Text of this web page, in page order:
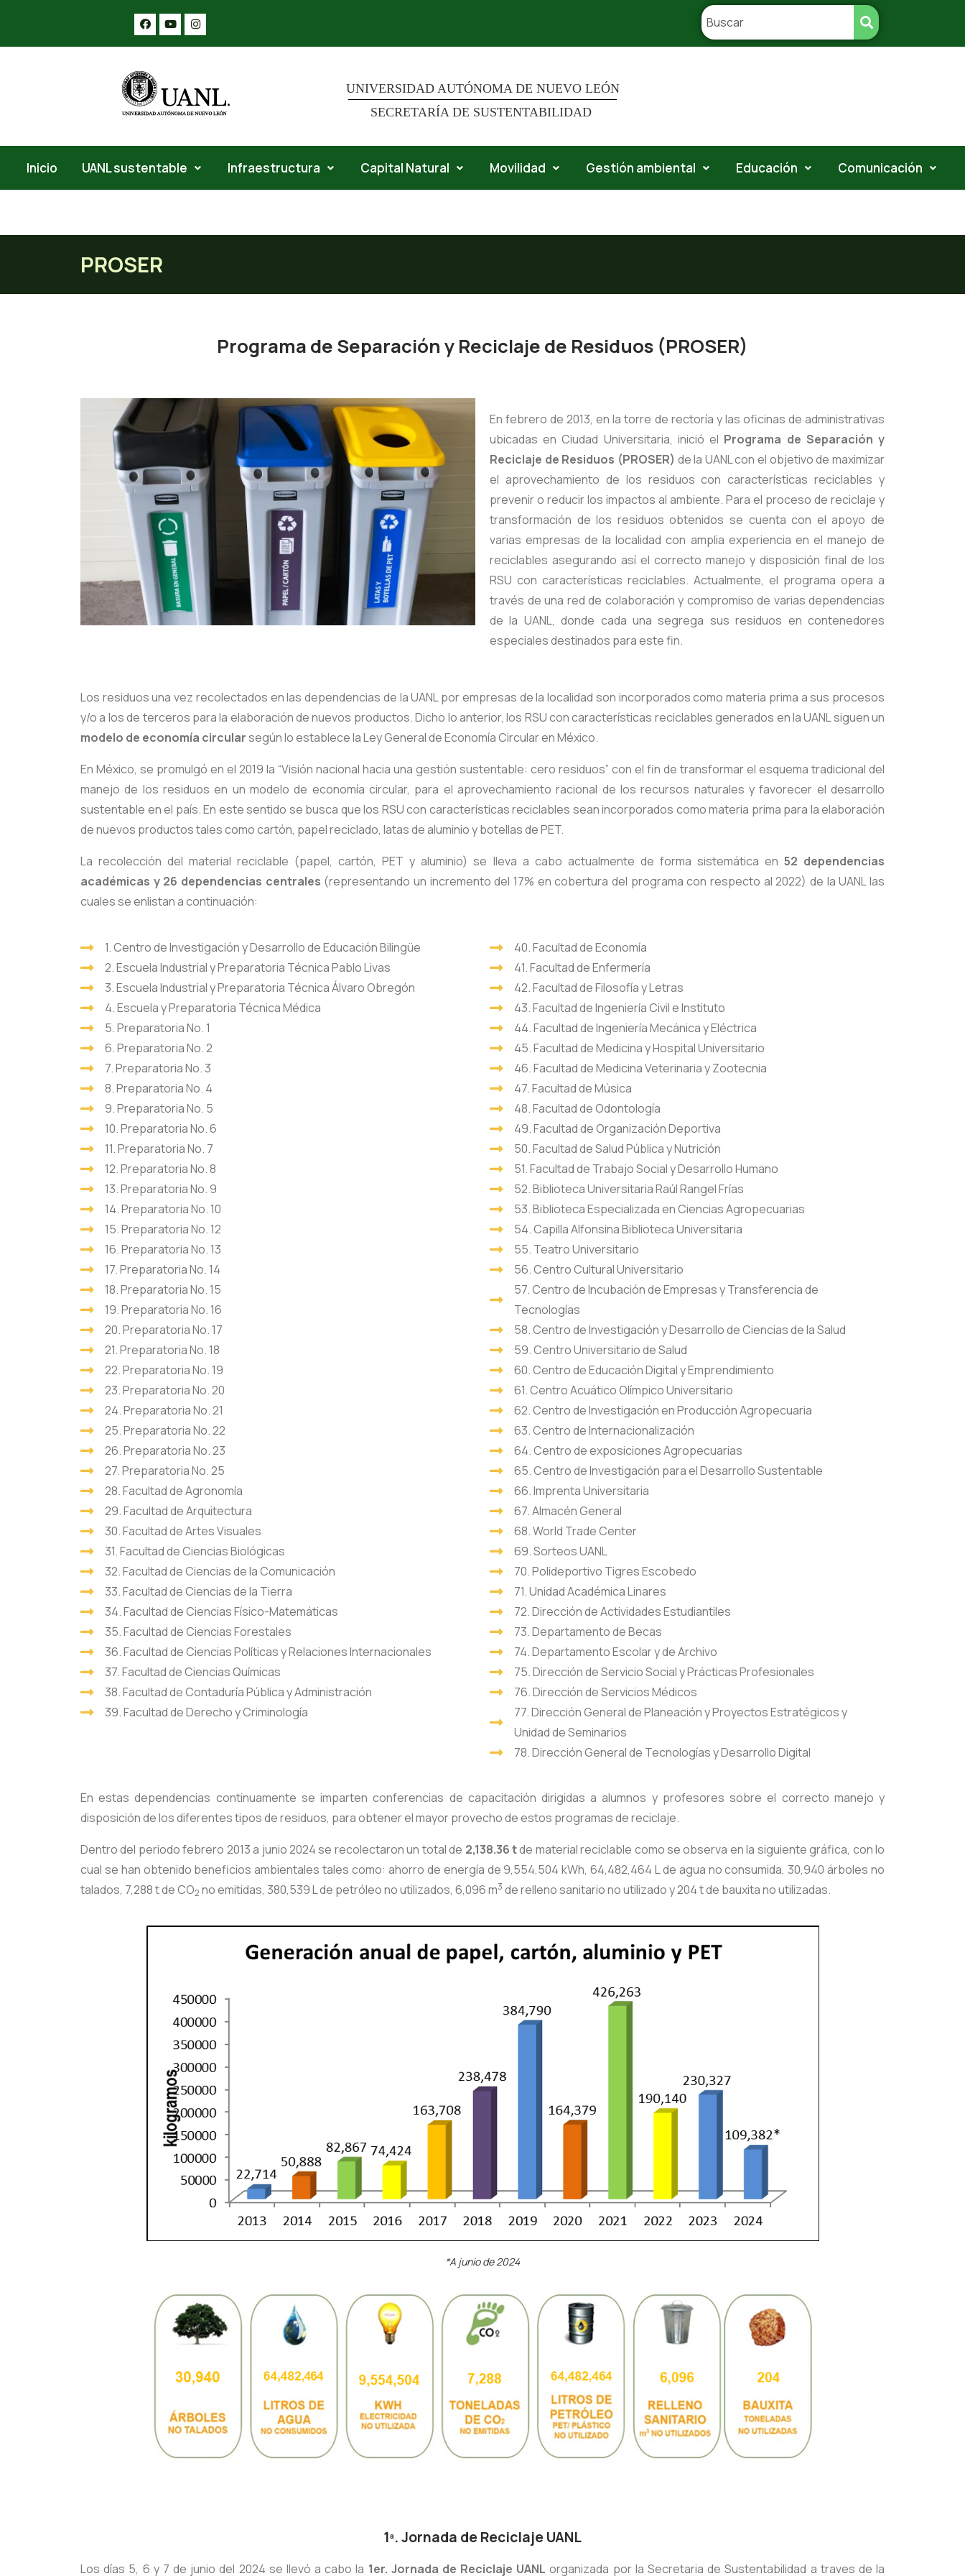
UNIVERSIDAD AUTÓNOMA DE NUEVO LEÓN
SECRETARÍA DE SUSTENTABILIDAD
Inicio UANL sustentable Infraestructura Capital Natural Movilidad Gestión ambiental Educación Comunicación
PROSER
PROSER
Programa de Separación y Reciclaje de Residuos (PROSER)
En febrero de 2013, en la torre de rectoría y las oficinas de administrativas
ubicadas en Ciudad Universitaria, inició el Programa de Separación y
Reciclaje de Residuos (PROSER) de la UANL con el objetivo de maximizar
el aprovechamiento de los residuos con características reciclables y
prevenir o reducir los impactos al ambiente. Para el proceso de reciclaje y
transformación de los residuos obtenidos se cuenta con el apoyo de
varias empresas de la localidad con amplia experiencia en el manejo de
reciclables asegurando así el correcto manejo y disposición final de los
RSU con características reciclables. Actualmente, el programa opera a
través de una red de colaboración y compromiso de varias dependencias
de la UANL, donde cada una segrega sus residuos en contenedores
especiales destinados para este fin.
Los residuos una vez recolectados en las dependencias de la UANL por empresas de la localidad son incorporados como materia prima a sus procesos
y/o a los de terceros para la elaboración de nuevos productos. Dicho lo anterior, los RSU con características reciclables generados en la UANL siguen un
modelo de economía circularsegún lo establece la Ley General de Economía Circular en México.
En México, se promulgó en el 2019 la “Visión nacional hacia una gestión sustentable: cero residuos” con el fin de transformar el esquema tradicional del
manejo de los residuos en un modelo de economía circular, para el aprovechamiento racional de los recursos naturales y favorecer el desarrollo
sustentable en el país. En este sentido se busca que los RSU con características reciclables sean incorporados como materia prima para la elaboración
de nuevos productos tales como cartón, papel reciclado, latas de aluminio y botellas de PET.
La recolección del material reciclable (papel, cartón, PET y aluminio) se lleva a cabo actualmente de forma sistemática en 52 dependencias
académicas y 26 dependencias centrales (representando un incremento del 17% en cobertura del programa con respecto al 2022) de la UANL las
cuales se enlistan a continuación:
1. Centro de Investigación y Desarrollo de Educación Bilingüe
2. Escuela Industrial y Preparatoria Técnica Pablo Livas
3. Escuela Industrial y Preparatoria Técnica Álvaro Obregón
4. Escuela y Preparatoria Técnica Médica
5. Preparatoria No. 1
6. Preparatoria No. 2
7. Preparatoria No. 3
8. Preparatoria No. 4
9. Preparatoria No. 5
10. Preparatoria No. 6
11. Preparatoria No. 7
12. Preparatoria No. 8
13. Preparatoria No. 9
14. Preparatoria No. 10
15. Preparatoria No. 12
16. Preparatoria No. 13
17. Preparatoria No. 14
18. Preparatoria No. 15
19. Preparatoria No. 16
20. Preparatoria No. 17
21. Preparatoria No. 18
22. Preparatoria No. 19
23. Preparatoria No. 20
24. Preparatoria No. 21
25. Preparatoria No. 22
26. Preparatoria No. 23
27. Preparatoria No. 25
28. Facultad de Agronomía
29. Facultad de Arquitectura
30. Facultad de Artes Visuales
31. Facultad de Ciencias Biológicas
32. Facultad de Ciencias de la Comunicación
33. Facultad de Ciencias de la Tierra
34. Facultad de Ciencias Físico-Matemáticas
35. Facultad de Ciencias Forestales
36. Facultad de Ciencias Políticas y Relaciones Internacionales
37. Facultad de Ciencias Químicas
38. Facultad de Contaduría Pública y Administración
39. Facultad de Derecho y Criminología
40. Facultad de Economía
41. Facultad de Enfermería
42. Facultad de Filosofía y Letras
43. Facultad de Ingeniería Civil e Instituto
44. Facultad de Ingeniería Mecánica y Eléctrica
45. Facultad de Medicina y Hospital Universitario
46. Facultad de Medicina Veterinaria y Zootecnia
47. Facultad de Música
48. Facultad de Odontología
49. Facultad de Organización Deportiva
50. Facultad de Salud Pública y Nutrición
51. Facultad de Trabajo Social y Desarrollo Humano
52. Biblioteca Universitaria Raúl Rangel Frías
53. Biblioteca Especializada en Ciencias Agropecuarias
54. Capilla Alfonsina Biblioteca Universitaria
55. Teatro Universitario
56. Centro Cultural Universitario
57. Centro de Incubación de Empresas y Transferencia de
Tecnologías
58. Centro de Investigación y Desarrollo de Ciencias de la Salud
59. Centro Universitario de Salud
60. Centro de Educación Digital y Emprendimiento
61. Centro Acuático Olímpico Universitario
62. Centro de Investigación en Producción Agropecuaria
63. Centro de Internacionalización
64. Centro de exposiciones Agropecuarias
65. Centro de Investigación para el Desarrollo Sustentable
66. Imprenta Universitaria
67. Almacén General
68. World Trade Center
69. Sorteos UANL
70. Polideportivo Tigres Escobedo
71. Unidad Académica Linares
72. Dirección de Actividades Estudiantiles
73. Departamento de Becas
74. Departamento Escolar y de Archivo
75. Dirección de Servicio Social y Prácticas Profesionales
76. Dirección de Servicios Médicos
77. Dirección General de Planeación y Proyectos Estratégicos y
Unidad de Seminarios
78. Dirección General de Tecnologías y Desarrollo Digital
En estas dependencias continuamente se imparten conferencias de capacitación dirigidas a alumnos y profesores sobre el correcto manejo y
disposición de los diferentes tipos de residuos, para obtener el mayor provecho de estos programas de reciclaje.
Dentro del periodo febrero 2013 a junio 2024 se recolectaron un total de 2,138.36 tde material reciclable como se observa en la siguiente gráfica, con lo
cual se han obtenido beneficios ambientales tales como: ahorro de energía de 9,554,504 kWh, 64,482,464 L de agua no consumida, 30,940 árboles no
talados, 7,288 t de CO2 no emitidas, 380,539 L de petróleo no utilizados, 6,096 m3 de relleno sanitario no utilizado y 204 t de bauxita no utilizadas.
*A junio de 2024
1ª. Jornada de Reciclaje UANL
Los días 5, 6 y 7 de junio del 2024 se llevó a cabo la 1er. Jornada de Reciclaje UANL organizada por la Secretaria de Sustentabilidad a traves de la